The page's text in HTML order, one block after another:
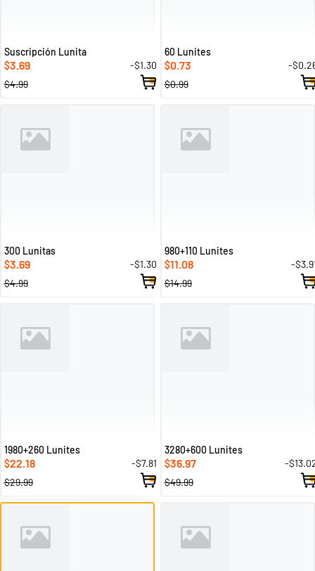
Suscripción Lunita
$3.69
-$1.30
$4.99
60 Lunites
$0.73
-
$0.99
300 Lunitas
$3.69
-$1.30
$4.99
980+110 Lunites
$11.08
-
$14.99
1980+260 Lunites
$22.18
-$7.81
$29.99
3280+600 Lunites
$36.97
-
$49.99